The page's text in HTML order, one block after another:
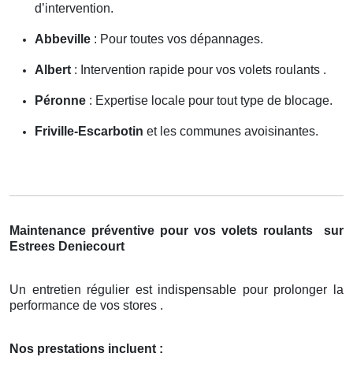
d’intervention.
Abbeville : Pour toutes vos dépannages.
Albert : Intervention rapide pour vos volets roulants .
Péronne : Expertise locale pour tout type de blocage.
Friville-Escarbotin et les communes avoisinantes.
Maintenance préventive pour vos volets roulants
sur
Estrees Deniecourt
Un entretien régulier est indispensable pour prolonger la
performance de vos stores .
Nos prestations incluent :